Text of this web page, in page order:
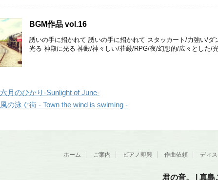
BGM作品 vol.16
誘いの手に招かれて 誘いの手に招かれて スタッカート/力強い/
光る 神殿に光る 神殿/神々しい/荘厳/RPG/夜/幻想的/広々とした/
六月のひかり-Sunlight of June-
風の泳ぐ街 - Town the wind is swiming -
ホーム ご案内 ピアノ即興 作曲依頼 ディ
君の音。 | 真島